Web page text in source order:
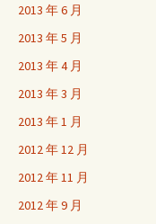
2013 年 6 月
2013 年 5 月
2013 年 4 月
2013 年 3 月
2013 年 1 月
2012 年 12 月
2012 年 11 月
2012 年 9 月